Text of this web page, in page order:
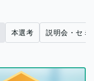
本選考 説明会・セミ